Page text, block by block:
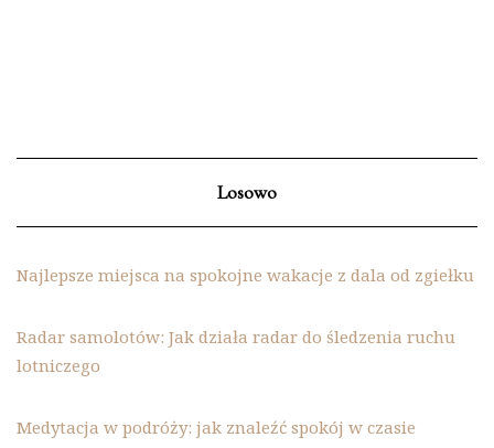
Losowo
Najlepsze miejsca na spokojne wakacje z dala od zgiełku
Radar samolotów: Jak działa radar do śledzenia ruchu
lotniczego
Medytacja w podróży: jak znaleźć spokój w czasie